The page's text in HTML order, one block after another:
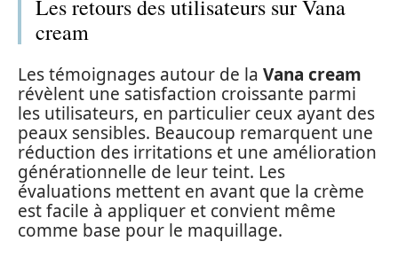
Les retours des utilisateurs sur Vana
cream
Les témoignages autour de la Vana cream
révèlent une satisfaction croissante parmi
les utilisateurs, en particulier ceux ayant des
peaux sensibles. Beaucoup remarquent une
réduction des irritations et une amélioration
générationnelle de leur teint. Les
évaluations mettent en avant que la crème
est facile à appliquer et convient même
comme base pour le maquillage.